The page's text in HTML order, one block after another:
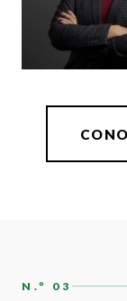
HATCHER
N.º 03